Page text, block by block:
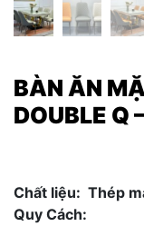
BÀN ĂN
DOUBLE Q
Chất liệu: Thép
Quy Cách: